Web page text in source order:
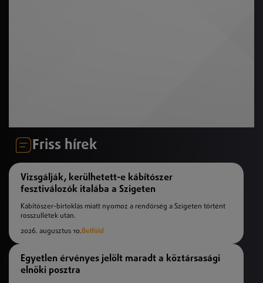
Friss hírek
Vizsgálják, kerülhetett-e kábítószer
fesztiválozók italába a Szigeten
Kábítószer-birtoklás miatt nyomoz a rendőrség a Szigeten történt
rosszullétek után.
2026. augusztus 10.Belföld
Egyetlen érvényes jelölt maradt a köztársasági
elnöki posztra